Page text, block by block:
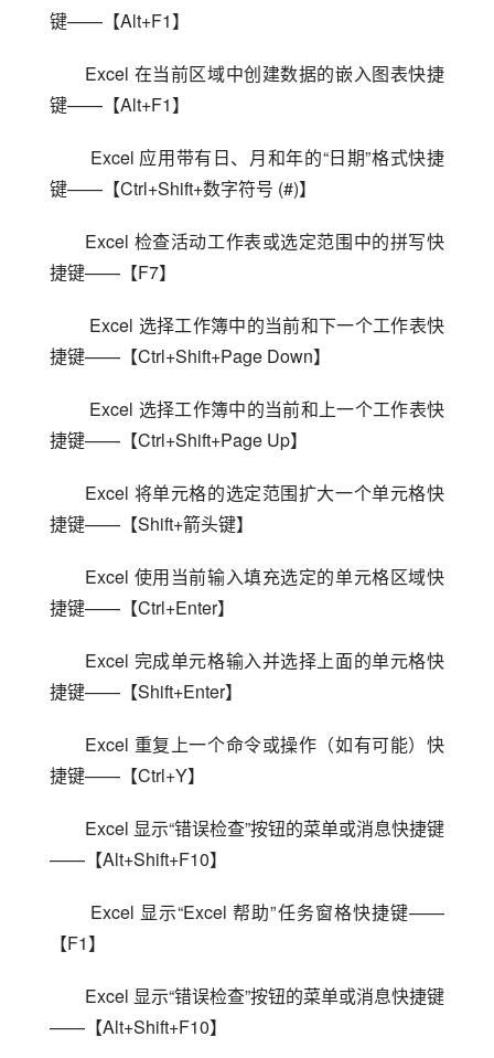
键——【Alt+F1】
Excel 在当前区域中创建数据的嵌入图表快捷
键——【Alt+F1】
键——【Ctrl+Shift+数字符号 (#)】
Excel 检查活动工作表或选定范围中的拼写快
捷键——【F7】
捷键——【Ctrl+Shift+Page Down】
捷键——【Ctrl+Shift+Page Up】
Excel 将单元格的选定范围扩大一个单元格快
捷键——【Shift+箭头键】
Excel 使用当前输入填充选定的单元格区域快
捷键——【Ctrl+Enter】
Excel 完成单元格输入并选择上面的单元格快
捷键——【Shift+Enter】
Excel 重复上一个命令或操作（如有可能）快
捷键——【Ctrl+Y】
Excel 显示“错误检查”按钮的菜单或消息快捷键
——【Alt+Shift+F10】
【F1】
Excel 显示“错误检查”按钮的菜单或消息快捷键
——【Alt+Shift+F10】